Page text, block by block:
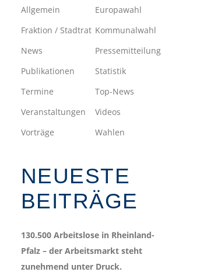
Allgemein
Europawahl
Fraktion / Stadtrat Kommunalwahl
News
Pressemitteilung
Publikationen
Statistik
Termine
Top-News
Veranstaltungen
Videos
Vorträge
Wahlen
NEUESTE
BEITRÄGE
130.500 Arbeitslose in Rheinland-
Pfalz – der Arbeitsmarkt steht
zunehmend unter Druck.